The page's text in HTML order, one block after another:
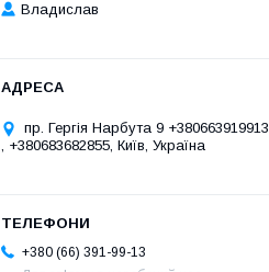
Владислав
пр. Гергія Нарбута 9 +380663919913
, +380683682855, Київ, Україна
+380 (66) 391-99-13